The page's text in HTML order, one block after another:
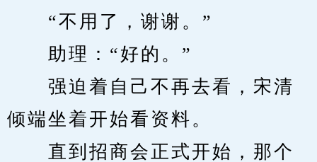
“不用了，谢谢。”
助理：“好的。”
强迫着自己不再去看，宋清
倾端坐着开始看资料。
直到招商会正式开始，那个